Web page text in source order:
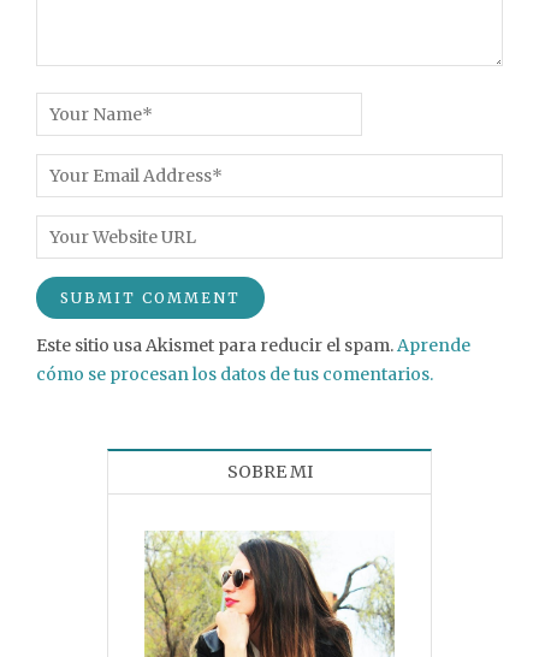
Este sitio usa Akismet para reducir el spam.Aprende
cómo se procesan los datos de tus comentarios.
SOBRE MI